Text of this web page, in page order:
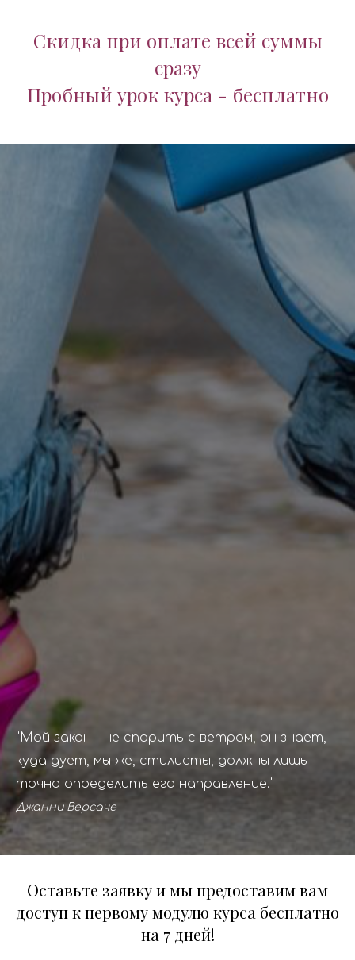
Скидка при оплате всей суммы
сразу
Пробный урок курса - бесплатно
"Мой закон – не спорить с ветром, он знает,
куда дует, мы же, стилисты, должны лишь
точно определить его направление."
Джанни Версаче
Оставьте заявку и мы предоставим вам
доступ к первому модулю курса бесплатно
на 7 дней!